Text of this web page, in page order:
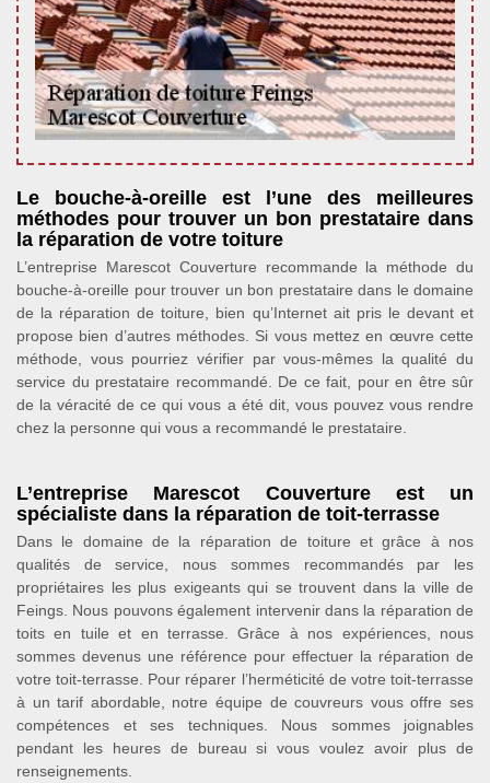
Le bouche-à-oreille est l’une des meilleures
méthodes pour trouver un bon prestataire dans
la réparation de votre toiture
L’entreprise Marescot Couverture recommande la méthode du
bouche-à-oreille pour trouver un bon prestataire dans le domaine
de la réparation de toiture, bien qu’Internet ait pris le devant et
propose bien d’autres méthodes. Si vous mettez en œuvre cette
méthode, vous pourriez vérifier par vous-mêmes la qualité du
service du prestataire recommandé. De ce fait, pour en être sûr
de la véracité de ce qui vous a été dit, vous pouvez vous rendre
chez la personne qui vous a recommandé le prestataire.
L’entreprise Marescot Couverture est un
spécialiste dans la réparation de toit-terrasse
Dans le domaine de la réparation de toiture et grâce à nos
qualités de service, nous sommes recommandés par les
propriétaires les plus exigeants qui se trouvent dans la ville de
Feings. Nous pouvons également intervenir dans la réparation de
toits en tuile et en terrasse. Grâce à nos expériences, nous
sommes devenus une référence pour effectuer la réparation de
votre toit-terrasse. Pour réparer l’herméticité de votre toit-terrasse
à un tarif abordable, notre équipe de couvreurs vous offre ses
compétences et ses techniques. Nous sommes joignables
pendant les heures de bureau si vous voulez avoir plus de
renseignements.